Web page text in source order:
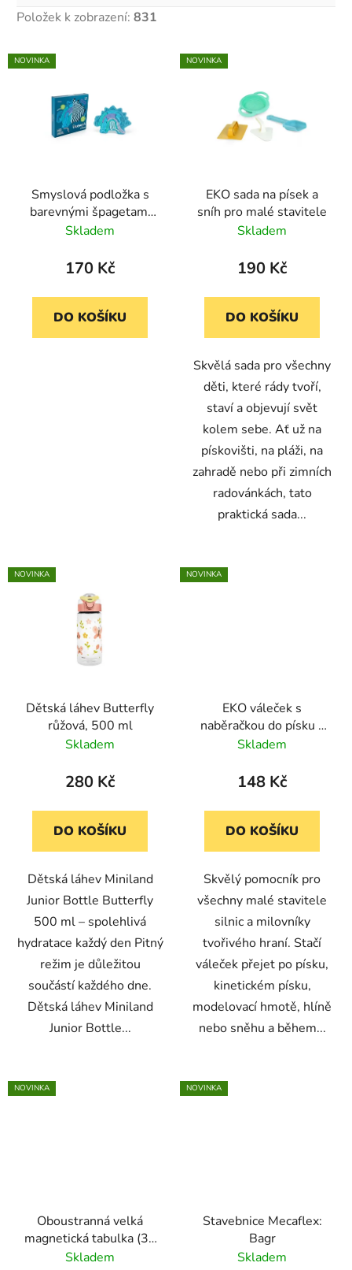
Položek k zobrazení: 831
V
ý
NOVINKA
Smyslová podložka s
barevnými špagetami
Flexhetti – Dinosaurus
Skladem
170 Kč
DO KOŠÍKU
NOVINKA
EKO sada na písek a
sníh pro malé stavitele
Skladem
190 Kč
DO KOŠÍKU
Skvělá sada pro všechny
děti, které rády tvoří,
staví a objevují svět
kolem sebe. Ať už na
pískovišti, na pláži, na
zahradě nebo při zimních
radovánkách, tato
praktická sada...
NOVINKA
Dětská láhev Butterfly
růžová, 500 ml
Skladem
280 Kč
DO KOŠÍKU
Dětská láhev Miniland
Junior Bottle Butterfly
500 ml – spolehlivá
hydratace každý den Pitný
režim je důležitou
součástí každého dne.
Dětská láhev Miniland
Junior Bottle...
NOVINKA
EKO váleček s
naběračkou do písku -
Silnice
Skladem
148 Kč
DO KOŠÍKU
Skvělý pomocník pro
všechny malé stavitele
silnic a milovníky
tvořivého hraní. Stačí
váleček přejet po písku,
kinetickém písku,
modelovací hmotě, hlíně
nebo sněhu a během...
NOVINKA
Oboustranná velká
magnetická tabulka (30
x 26 cm)
Skladem
NOVINKA
Stavebnice Mecaflex:
Bagr
Skladem